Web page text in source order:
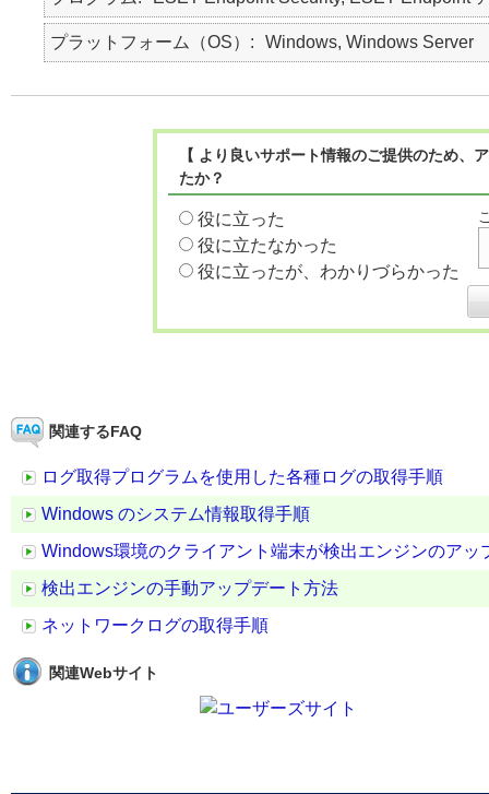
プラットフォーム（OS） Windows, Windows Server
【 より良いサポート情報のご提供のため
たか？
役に立った
役に立たなかった
役に立ったが、わかりづらかった
関連するFAQ
ログ取得プログラムを使用した各種ログの取得手順
Windows のシステム情報取得手順
Windows環境のクライアント端末が検出エンジンのアッ
検出エンジンの手動アップデート方法
ネットワークログの取得手順
関連Webサイト